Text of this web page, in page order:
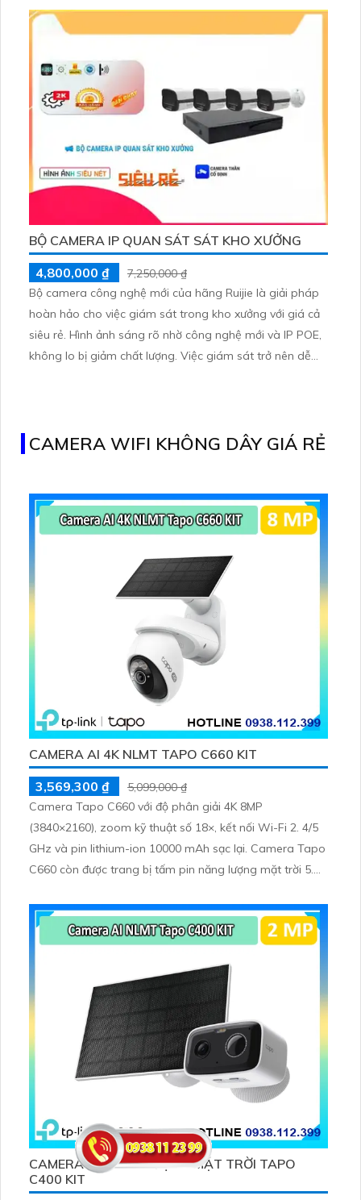
ảnh sáng đẹp, sắc nét ngay cả trong tình trạng ánh
sáng yếu, giúp không bỏ lỡ bất kỳ chi tiết nào
BỘ CAMERA IP QUAN SÁT SÁT KHO XƯỞNG
4,800,000 ₫
7,250,000 ₫
Bộ camera công nghệ mới của hãng Ruijie là giải pháp
hoàn hảo cho việc giám sát trong kho xưởng với giá cả
siêu rẻ. Hình ảnh sáng rõ nhờ công nghệ mới và IP POE,
không lo bị giảm chất lượng. Việc giám sát trở nên dễ
CAMERA WIFI KHÔNG DÂY GIÁ RẺ
CAMERA AI 4K NLMT TAPO C660 KIT
3,569,300 ₫
5,099,000 ₫
Camera Tapo C660 với độ phân giải 4K 8MP
(3840×2160), zoom kỹ thuật số 18×, kết nối Wi-Fi 2. 4/5
GHz và pin lithium-ion 10000 mAh sạc lại. Camera Tapo
C660 còn được trang bị tấm pin năng lượng mặt trời 5.
tiện, lưu trữ thẻ microSD tối đa 512 GB
CAMERA AI NĂNG LƯỢNG MẶT TRỜI TAPO
C400 KIT